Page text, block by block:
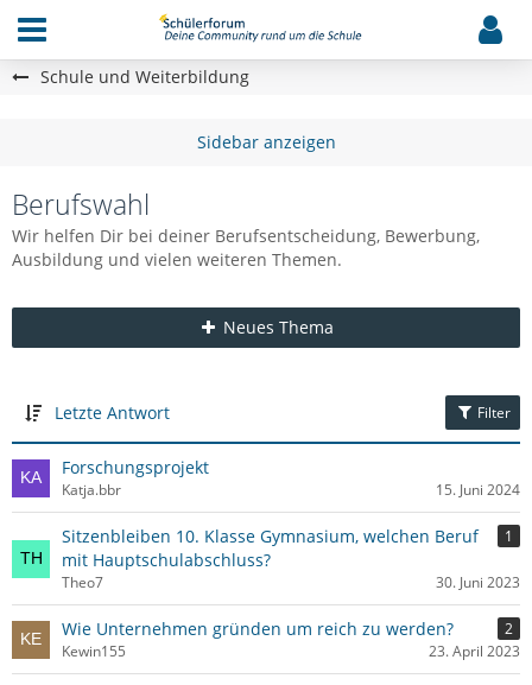
Schule und Weiterbildung
Berufswahl
Wir helfen Dir bei deiner Berufsentscheidung, Bewerbung,
Ausbildung und vielen weiteren Themen.
Neues Thema
Letzte Antwort Filter
Forschungsprojekt
Katja.bbr 15. Juni 2024
Sitzenbleiben 10. Klasse Gymnasium, welchen Beruf
mit Hauptschulabschluss?
1
Theo7 30. Juni 2023
Wie Unternehmen gründen um reich zu werden?
2
Kewin155
23. April 2023